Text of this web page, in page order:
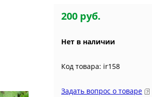
200 руб.
Нет в наличии
Код товара: ir158
Задать вопрос о товаре